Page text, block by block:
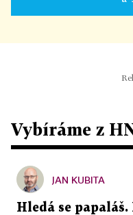
Vybíráme z
JAN KUBITA
Hledá se